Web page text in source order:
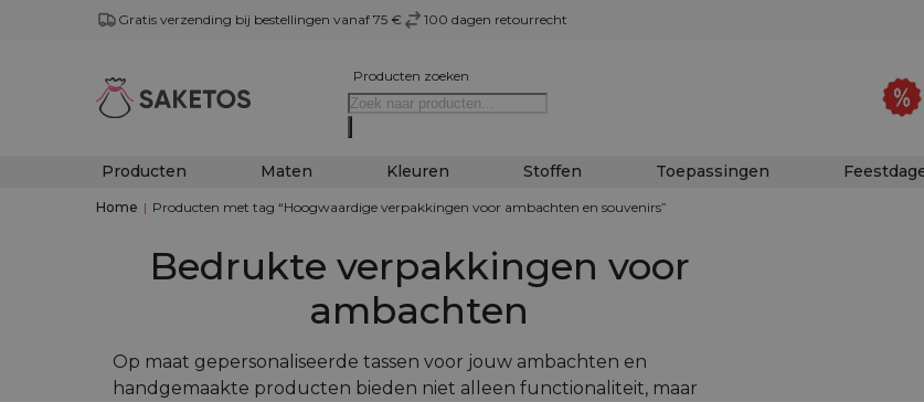
Gratis verzending bij bestellingen vanaf 75 € 100 dagen retourrecht
Producten zoeken
Producten Maten Kleuren Stoffen Toepassingen
Home | Producten met tag “Hoogwaardige verpakkingen voor ambachten en souvenirs”
Bedrukte verpakkingen voor
ambachten
Op maat gepersonaliseerde tassen voor jouw ambachten en
handgemaakte producten bieden niet alleen functionaliteit, maar